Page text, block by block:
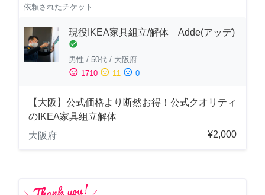
依頼されたチケット
現役IKEA家具組立/解体 Adde(アッデ)
check_circle
男性 / 50代 / 大阪府
sentiment_satisfied 1710 sentiment_neutral 11 sentiment_dissatisfied 0
【大阪】公式価格より断然お得！公式クオリティ
のIKEA家具組立解体
大阪府
¥2,000